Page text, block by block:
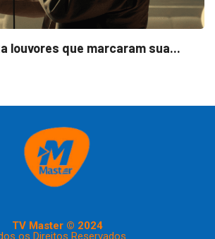
louvores que marcaram sua...
TV Master © 2024
os Direitos Reservados.